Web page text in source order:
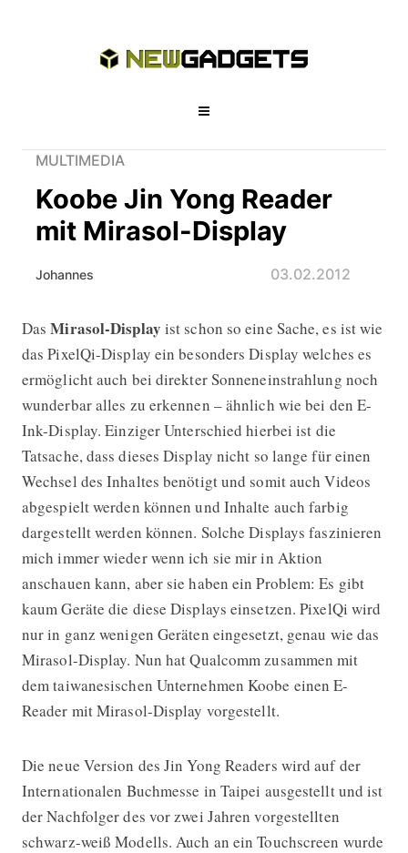
MULTIMEDIA
Koobe Jin Yong Reader
mit Mirasol-Display
Johannes 03.02.2012
Koobe Jin Yong Reader mit Mirasol-
DasMirasol-Display ist schon so eine Sache, es ist wie
das PixelQi-Display ein besonders Display welches es
ermöglicht auch bei direkter Sonneneinstrahlung noch
wunderbar alles zu erkennen – ähnlich wie bei den E-
Ink-Display. Einziger Unterschied hierbei ist die
Tatsache, dass dieses Display nicht so lange für einen
Wechsel des Inhaltes benötigt und somit auch Videos
abgespielt werden können und Inhalte auch farbig
dargestellt werden können. Solche Displays faszinieren
mich immer wieder wenn ich sie mir in Aktion
anschauen kann, aber sie haben ein Problem: Es gibt
kaum Geräte die diese Displays einsetzen. PixelQi wird
nur in ganz wenigen Geräten eingesetzt, genau wie das
Mirasol-Display. Nun hat Qualcomm zusammen mit
dem taiwanesischen Unternehmen Koobe einen E-
Reader mit Mirasol-Display vorgestellt.
Die neue Version des Jin Yong Readers wird auf der
Internationalen Buchmesse in Taipei ausgestellt und ist
der Nachfolger des vor zwei Jahren vorgestellten
schwarz-weiß Modells. Auch an ein Touchscreen wurde